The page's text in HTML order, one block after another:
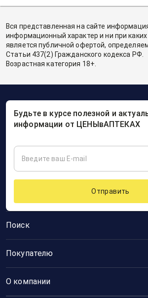
Вся представленная на сайте
информационный характер и ни при каких
является публичной офертой,
Статьи 437(2) Гражданского кодекса РФ.
Возрастная категория 18+.
Поиск
Покупателю
О компании
Будьте в курсе полезной и
информации от ЦЕНЫвАПТЕКАХ
Отправить